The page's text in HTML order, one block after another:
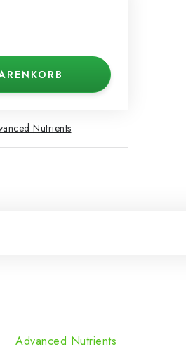
Nutrients
Advanced Nutrients